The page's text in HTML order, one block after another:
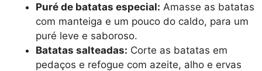
Puré de batatas especial: Amasse as batatas
com manteiga e um pouco do caldo, para um
puré leve e saboroso.
Batatas salteadas: Corte as batatas em
pedaços e refogue com azeite, alho e ervas